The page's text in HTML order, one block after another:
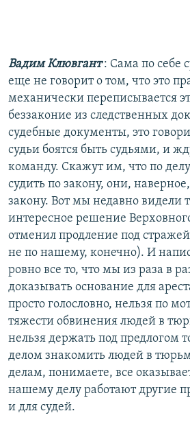
Вадим Клювгант: Сама по себе
еще не говорит о том, что это
механически переписывается
беззаконие из следственных
судебные документы, это
судьи боятся быть судьями, и
команду. Скажут им, что по
судить по закону, они,
закону. Вот мы недавно видели
интересное решение
отменил продление под
не по нашему, конечно). И
ровно все то, что мы из раза в
доказывать основание для
просто голословно, нельзя по
тяжести обвинения людей в
нельзя держать под предлогом
делом знакомить людей в
делам, понимаете, все
нашему делу работают другие
и для судей.